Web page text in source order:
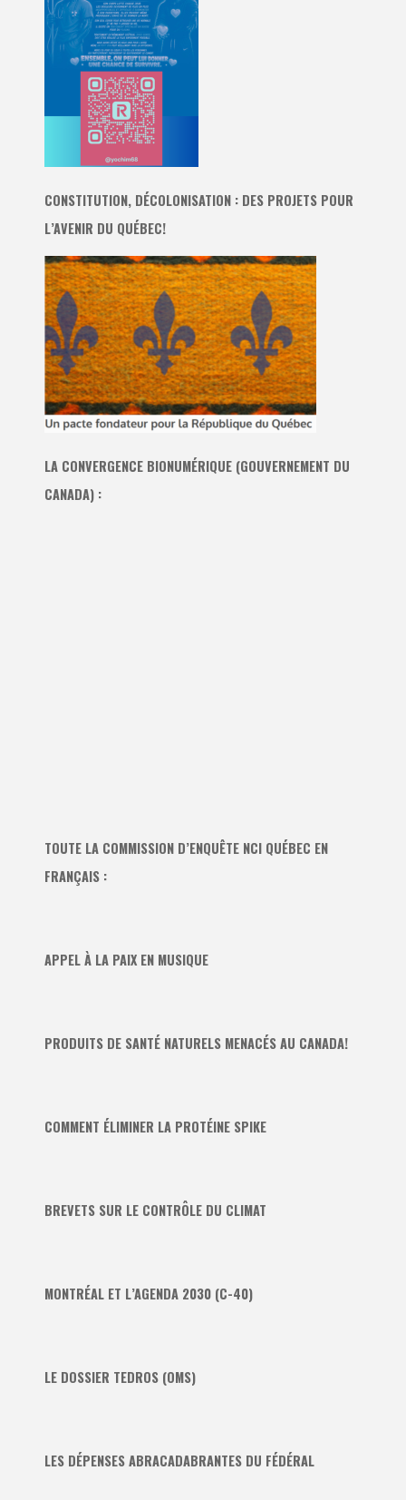
CONSTITUTION, DÉCOLONISATION : DES PROJETS POUR
L’AVENIR DU QUÉBEC!
LA CONVERGENCE BIONUMÉRIQUE (GOUVERNEMENT DU
CANADA) :
TOUTE LA COMMISSION D’ENQUÊTE NCI QUÉBEC EN
FRANÇAIS :
APPEL À LA PAIX EN MUSIQUE
PRODUITS DE SANTÉ NATURELS MENACÉS AU CANADA!
COMMENT ÉLIMINER LA PROTÉINE SPIKE
BREVETS SUR LE CONTRÔLE DU CLIMAT
MONTRÉAL ET L’AGENDA 2030 (C-40)
LE DOSSIER TEDROS (OMS)
LES DÉPENSES ABRACADABRANTES DU FÉDÉRAL